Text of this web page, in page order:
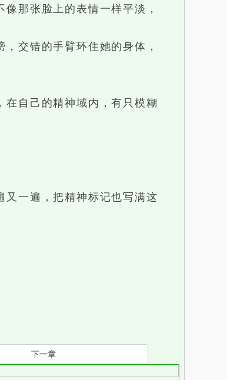
那张脸上的表情一样平淡，
交错的手臂环住她的身体，
自己的精神域内，有只模糊
一遍，把精神标记也写满这
下一章